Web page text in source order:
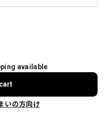
available
いの方向け